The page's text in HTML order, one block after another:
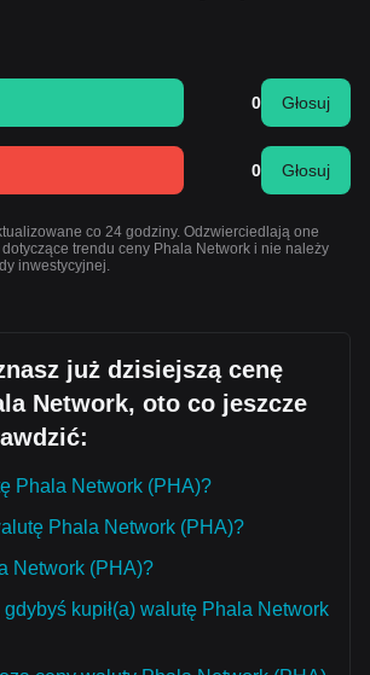
0 Głosuj
0 Głosuj
co 24 godziny. Odzwierciedlają one
trendu ceny Phala Network i nie należy
inwestycyjnej.
już dzisiejszą cenę
Network, oto co jeszcze
Phala Network (PHA)?
Phala Network (PHA)?
Network (PHA)?
gdybyś kupił(a) walutę Phala Network